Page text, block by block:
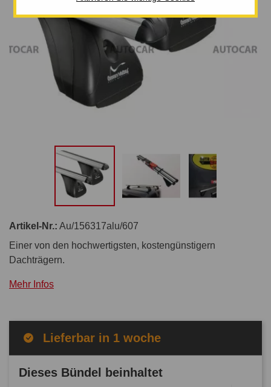
Artikel-Nr.: Au/156317alu/607
Einer von den hochwertigsten, kostengünstigern
Dachträgern.
Mehr Infos
Lieferbar in 1 woche
Dieses Bündel beinhaltet